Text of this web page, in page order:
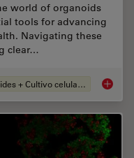
world of organoids
tools for advancing
Navigating these
clear…
Organoides + Cultivo celular 3D